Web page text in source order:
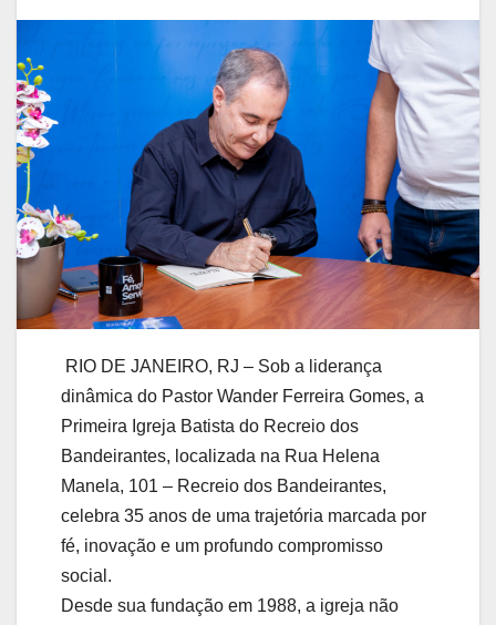
RIO DE JANEIRO, RJ – Sob a liderança
dinâmica do Pastor Wander Ferreira Gomes, a
Primeira Igreja Batista do Recreio dos
Bandeirantes, localizada na Rua Helena
Manela, 101 – Recreio dos Bandeirantes,
celebra 35 anos de uma trajetória marcada por
fé, inovação e um profundo compromisso
social.
Desde sua fundação em 1988, a igreja não